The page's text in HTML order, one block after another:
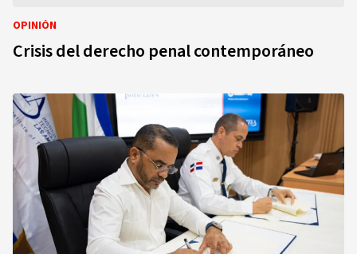
OPINIÓN
Crisis del derecho penal contemporáneo